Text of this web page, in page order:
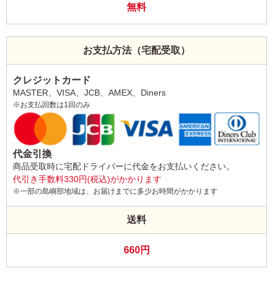
無料
お支払方法（宅配受取）
クレジットカード
MASTER、VISA、JCB、AMEX、Diners
※お支払回数は1回のみ
代金引換
商品受取時に宅配ドライバーに代金をお支払いください。
代引き手数料330円(税込)がかかります
※一部の島嶼部地域は、お届けまでに多少お時間がかかります
送料
660円